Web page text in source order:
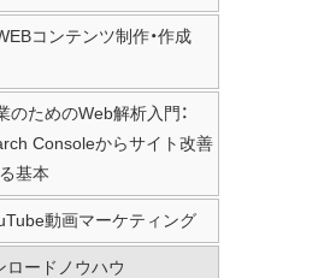
コンテンツ制作・作成
のためのWeb解析入門：
Consoleからサイト改善
基本
動画マーケティング
ロードノウハウ